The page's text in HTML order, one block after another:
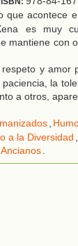
acontece
es muy
mantiene con
respeto y
la
a otros,
,
a la Diversidad ,
Ancianos.